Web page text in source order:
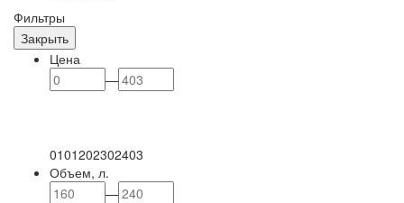
Фильтры
Закрыть
Цена
—
0101202302403
Объем, л.
—